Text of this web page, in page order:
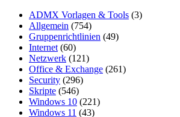
ADMX Vorlagen & Tools (3)
Allgemein (754)
Gruppenrichtlinien (49)
Internet (60)
Netzwerk (121)
Office & Exchange (261)
Security (296)
Skripte (546)
Windows 10 (221)
Windows 11 (43)